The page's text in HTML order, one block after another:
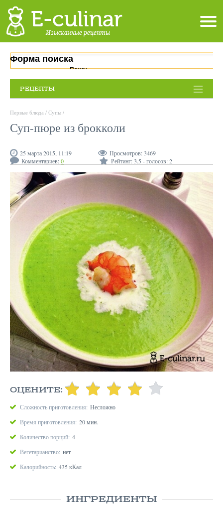
Форма поиска
Поиск
РЕЦЕПТЫ
Первые блюда / Супы /
Суп-пюре из брокколи
25 марта 2015, 11:19 Просмотров:3469
Комментариев:0 Рейтинг:3.5 - голосов:2
ОЦЕНИТЕ:
Сложность приготовления: Несложно
Время приготовления: 20 мин.
Количество порций: 4
Вегетарианство: нет
Калорийность: 435 кКал
ИНГРЕДИЕНТЫ